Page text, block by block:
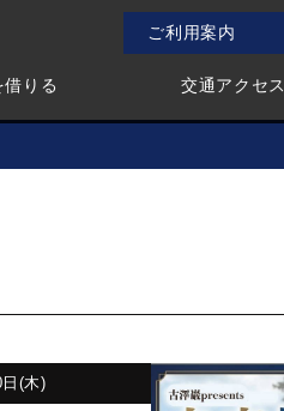
ご利用案内
借りる 交通アクセス
(木)